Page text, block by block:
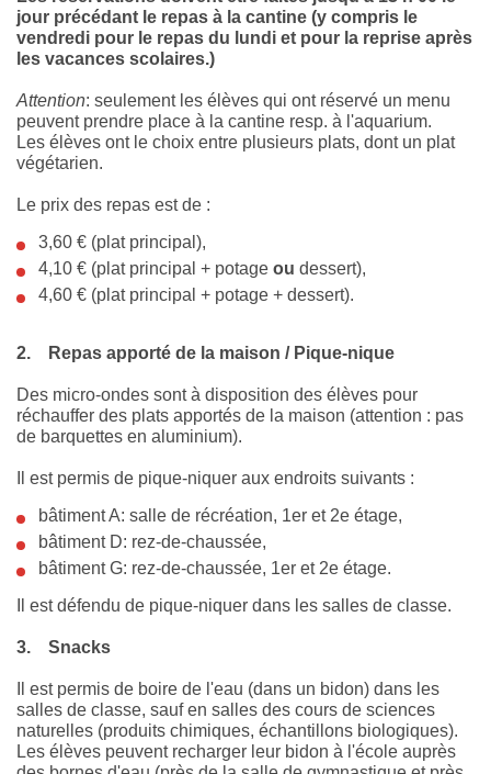
jour précédant le repas à la cantine (y compris le
vendredi pour le repas du lundi et pour la reprise après
les vacances scolaires.)
Attention: seulement les élèves qui ont réservé un menu
peuvent prendre place à la cantine resp. à l'aquarium.
Les élèves ont le choix entre plusieurs plats, dont un plat
végétarien.
Le prix des repas est de :
3,60 € (plat principal),
4,10 € (plat principal + potage ou dessert),
4,60 € (plat principal + potage + dessert).
2. Repas apporté de la maison / Pique-nique
Des micro-ondes sont à disposition des élèves pour
réchauffer des plats apportés de la maison (attention : pas
de barquettes en aluminium).
Il est permis de pique-niquer aux endroits suivants :
bâtiment A: salle de récréation, 1er et 2e étage,
bâtiment D: rez-de-chaussée,
bâtiment G: rez-de-chaussée, 1er et 2e étage.
Il est défendu de pique-niquer dans les salles de classe.
3. Snacks
Il est permis de boire de l'eau (dans un bidon) dans les
salles de classe, sauf en salles des cours de sciences
naturelles (produits chimiques, échantillons biologiques).
Les élèves peuvent recharger leur bidon à l'école auprès